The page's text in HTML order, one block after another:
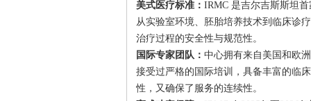
美式医疗标准： IRMC 是吉尔吉斯斯坦
从实验室环境、胚胎培养技术到临床诊
治疗过程的安全性与规范性。
国际专家团队： 中心拥有来自美国和欧
接受过严格的国际培训，具备丰富的临
性，又确保了服务的连续性。